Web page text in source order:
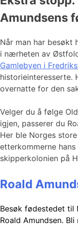
Amundsens
Når man har besøkt
i nærheten av
Gamlebyen i
historieinteresserte.
overnatte for den
Velger du å følge
igjen, passerer du
Her ble Norges
etterkommerne
skipperkolonien på
Roald
Besøk fødestedet til
Roald Amundsen.